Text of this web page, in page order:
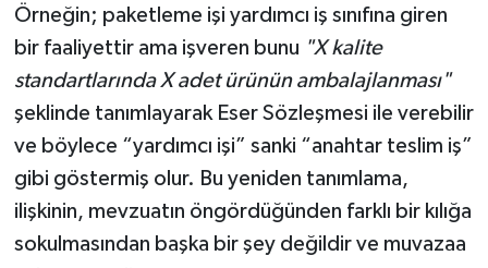
Örneğin; paketleme işi yardımcı iş sınıfına giren
bir faaliyettir ama işveren bunu "X kalite
standartlarında X adet ürünün ambalajlanması"
şeklinde tanımlayarak Eser Sözleşmesi ile verebilir
ve böylece “yardımcı işi” sanki “anahtar teslim iş”
gibi göstermiş olur. Bu yeniden tanımlama,
ilişkinin, mevzuatın öngördüğünden farklı bir kılığa
sokulmasından başka bir şey değildir ve muvazaa